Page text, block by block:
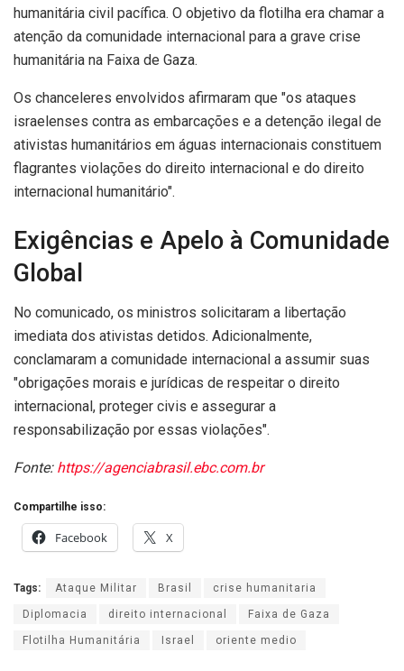
humanitária civil pacífica. O objetivo da flotilha era chamar a
atenção da comunidade internacional para a grave crise
humanitária na Faixa de Gaza.
Os chanceleres envolvidos afirmaram que "os ataques
israelenses contra as embarcações e a detenção ilegal de
ativistas humanitários em águas internacionais constituem
flagrantes violações do direito internacional e do direito
internacional humanitário".
Exigências e Apelo à Comunidade
Global
No comunicado, os ministros solicitaram a libertação
imediata dos ativistas detidos. Adicionalmente,
conclamaram a comunidade internacional a assumir suas
"obrigações morais e jurídicas de respeitar o direito
internacional, proteger civis e assegurar a
responsabilização por essas violações".
Fonte: https://agenciabrasil.ebc.com.br
Compartilhe isso:
Facebook X
Tags: Ataque Militar Brasil crise humanitaria
Diplomacia direito internacional Faixa de Gaza
Flotilha Humanitária Israel oriente medio